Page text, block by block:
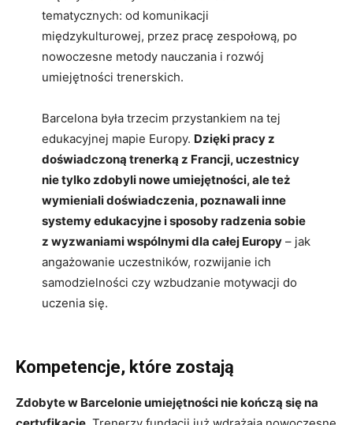
tematycznych: od komunikacji
międzykulturowej, przez pracę zespołową, po
nowoczesne metody nauczania i rozwój
umiejętności trenerskich.
Barcelona była trzecim przystankiem na tej
edukacyjnej mapie Europy. Dzięki pracy z
doświadczoną trenerką z Francji, uczestnicy
nie tylko zdobyli nowe umiejętności, ale też
wymieniali doświadczenia, poznawali inne
systemy edukacyjne i sposoby radzenia sobie
z wyzwaniami wspólnymi dla całej Europy– jak
angażowanie uczestników, rozwijanie ich
samodzielności czy wzbudzanie motywacji do
uczenia się.
Kompetencje, które zostają
Zdobyte w Barcelonie umiejętności nie kończą się na